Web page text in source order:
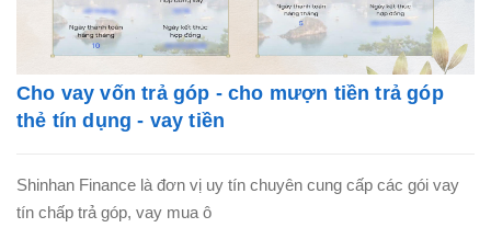
Cho vay vốn trả góp - cho mượn tiền trả góp
thẻ tín dụng - vay tiền
Shinhan Finance là đơn vị uy tín chuyên cung cấp các gói vay
tín chấp trả góp, vay mua ô